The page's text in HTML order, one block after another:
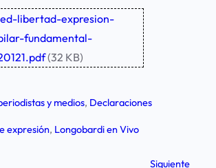
libertad-expresion-
fundamental-
(32 KB)
y medios, Declaraciones
expresión, Longobardi en Vivo
Siguiente